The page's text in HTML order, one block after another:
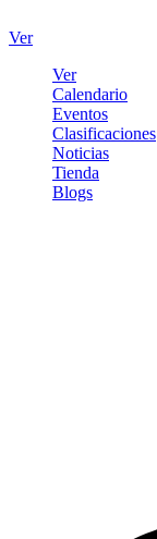
Ver
Ver
Calendario
Eventos
Clasificaciones
Noticias
Tienda
Blogs